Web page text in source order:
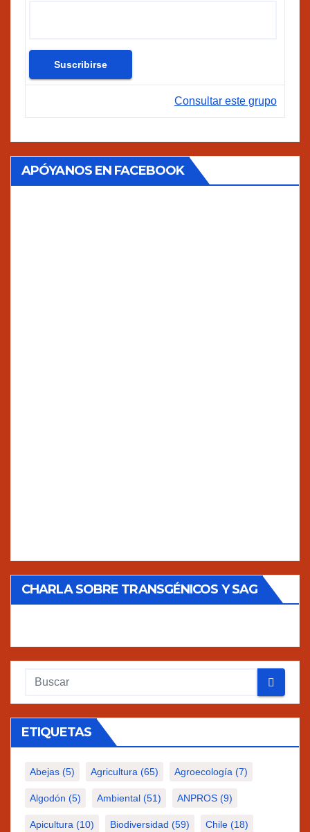
Consultar este grupo
APÓYANOS EN FACEBOOK
CHARLA SOBRE TRANSGÉNICOS Y SAG
ETIQUETAS
Abejas (5) Agricultura (65) Agroecología (7)
Algodón (5) Ambiental (51) ANPROS (9)
Apicultura (10) Biodiversidad (59) Chile (18)